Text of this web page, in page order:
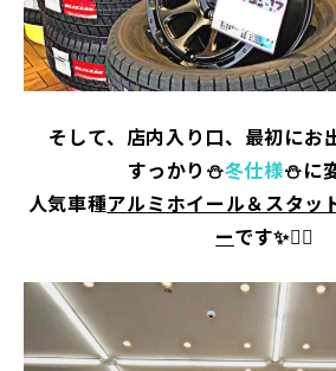
そして、店内入り口、最初にお
すっかり ⛄冬仕様⛄に
人気車種アルミホイール＆スタッ
ーです✨👉🏻